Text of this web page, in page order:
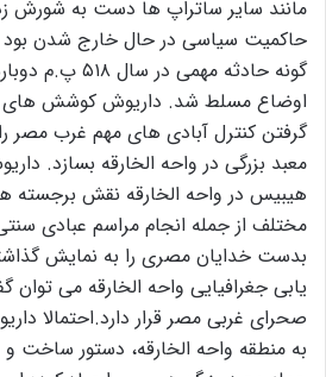
مانند سایر ساتراپ ها دست به شورش
حاکمیت سیاسی در حال خارج شدن
گونه حادثه مهمی
اوضاع مسلط شد. داریوش کوشش های
گرفتن کنترل آبادی های مهم غرب مصر
معبد بزرگی در واحه الخارقه بسازد.
هیبیس در واحه الخارقه نقش برجسته
مختلف از جمله انجام مراسم عبادی
بدست خدایان مصری را به نمایش
یابی جغرافیایی واحه الخارقه می توان
صحرای غربی مصر قرار دارد.احتمالا
به منطقه واحه الخارقه، دستور ساخت